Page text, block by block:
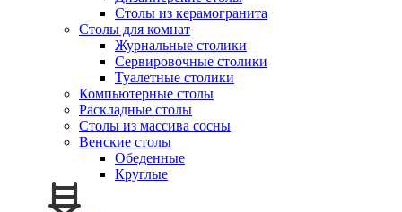
Столы из керамогранита
Столы для комнат
Журнальные столики
Сервировочные столики
Туалетные столики
Компьютерные столы
Раскладные столы
Столы из массива сосны
Венские столы
Обеденные
Круглые